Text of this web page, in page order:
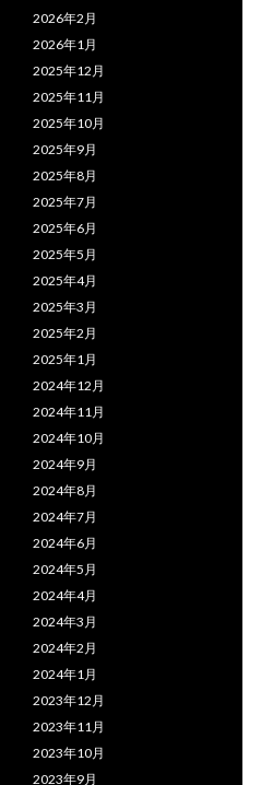
2026年2月
2026年1月
2025年12月
2025年11月
2025年10月
2025年9月
2025年8月
2025年7月
2025年6月
2025年5月
2025年4月
2025年3月
2025年2月
2025年1月
2024年12月
2024年11月
2024年10月
2024年9月
2024年8月
2024年7月
2024年6月
2024年5月
2024年4月
2024年3月
2024年2月
2024年1月
2023年12月
2023年11月
2023年10月
2023年9月